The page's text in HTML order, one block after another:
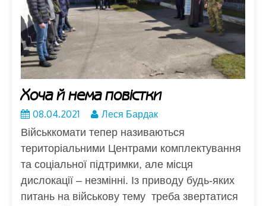
Хоча й нема повістки
08.04.2021
Леся Бардак
Військкомати тепер називаються
територіальними Центрами комплектування
та соціальної підтримки, але місця
дислокації – незмінні. Із приводу будь-яких
питань на військову тему треба звертатися